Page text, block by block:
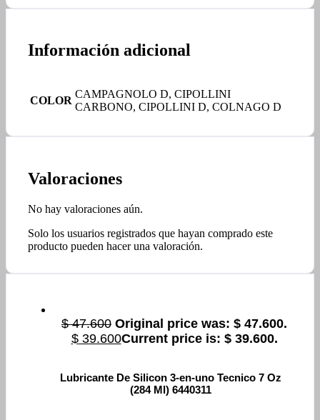
Información adicional
COLOR
CAMPAGNOLO D, CIPOLLINI
CARBONO, CIPOLLINI D, COLNAGO D
Valoraciones
No hay valoraciones aún.
Solo los usuarios registrados que hayan comprado este
producto pueden hacer una valoración.
$47.600 Original price was: $ 47.600.
$39.600Current price is: $ 39.600.
Lubricante De Silicon 3-en-uno Tecnico 7 Oz
(284 Ml) 6440311